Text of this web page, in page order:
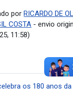
porRICARDO DE
COSTA - envio
11:58)
os 180 anos da